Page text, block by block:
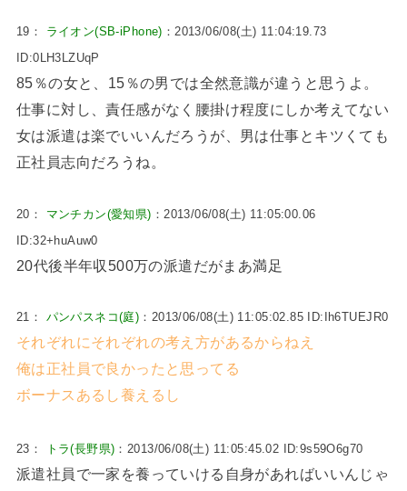
19： ライオン(SB-iPhone) ：2013/06/08(土) 11:04:19.73
ID:0LH3LZUqP
85％の女と、15％の男では全然意識が違うと思うよ。
仕事に対し、責任感がなく腰掛け程度にしか考えてない
女は派遣は楽でいいんだろうが、男は仕事とキツくても
正社員志向だろうね。
20： マンチカン(愛知県) ：2013/06/08(土) 11:05:00.06
ID:32+huAuw0
20代後半年収500万の派遣だがまあ満足
21： パンパスネコ(庭) ：2013/06/08(土) 11:05:02.85 ID:Ih6TUEJR0
それぞれにそれぞれの考え方があるからねえ
俺は正社員で良かったと思ってる
ボーナスあるし養えるし
23： トラ(長野県) ：2013/06/08(土) 11:05:45.02 ID:9s59O6g70
派遣社員で一家を養っていける自身があればいいんじゃ